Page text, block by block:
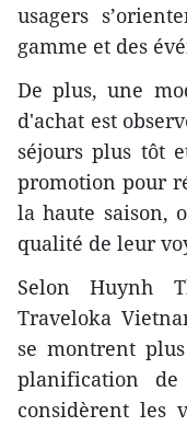
usagers
gamme et des
De plus, une
d'achat est
séjours plus tôt
promotion pour
la haute saison,
qualité de leur
Selon Huynh
Traveloka
se montrent
planification
considèrent les